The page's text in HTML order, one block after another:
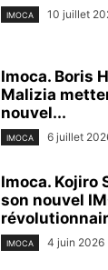
IMOCA 10 juillet
Imoca. Boris
Malizia
nouvel...
IMOCA 6 juillet
Imoca. Kojiro
son nouvel
IMOCA 4 juin 2026